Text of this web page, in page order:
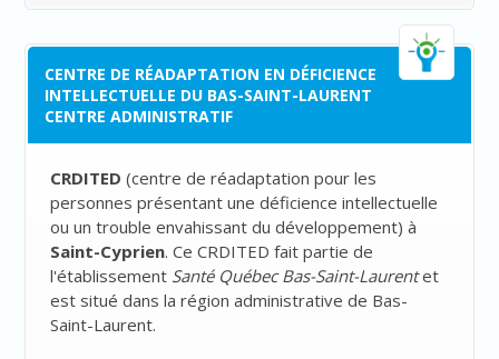
CENTRE DE RÉADAPTATION EN DÉFICIENCE
INTELLECTUELLE DU BAS-SAINT-LAURENT
CENTRE ADMINISTRATIF
CRDITED (centre de réadaptation pour les
personnes présentant une déficience intellectuelle
ou un trouble envahissant du développement) à
Saint-Cyprien. Ce CRDITED fait partie de
l'établissement Santé Québec Bas-Saint-Laurentet
est situé dans la région administrative de Bas-
Saint-Laurent.